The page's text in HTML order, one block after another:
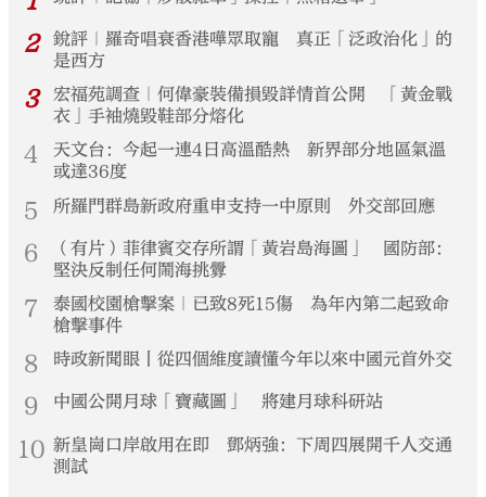
2
銳評｜羅奇唱衰香港嘩眾取寵 真正「泛政治化」的
是西方
3
宏福苑調查｜何偉豪裝備損毀詳情首公開 「黃金戰
衣」手袖燒毀鞋部分熔化
4
天文台：今起一連4日高溫酷熱 新界部分地區氣溫
或達36度
5 所羅門群島新政府重申支持一中原則 外交部回應
6
（有片）菲律賓交存所謂「黃岩島海圖」 國防部：
堅決反制任何鬧海挑釁
7
泰國校園槍擊案｜已致8死15傷 為年內第二起致命
槍擊事件
8 時政新聞眼丨從四個維度讀懂今年以來中國元首外交
9 中國公開月球「寶藏圖」 將建月球科研站
10 新皇崗口岸啟用在即 鄧炳強：下周四展開千人交通
測試